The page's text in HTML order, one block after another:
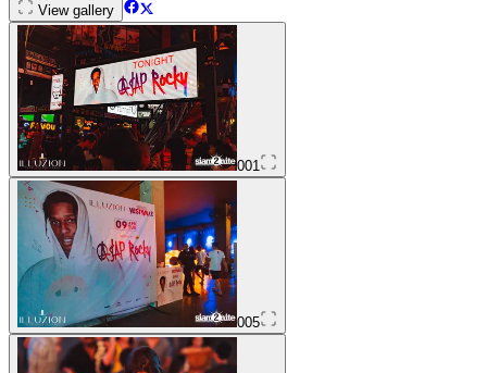
View gallery
001
005